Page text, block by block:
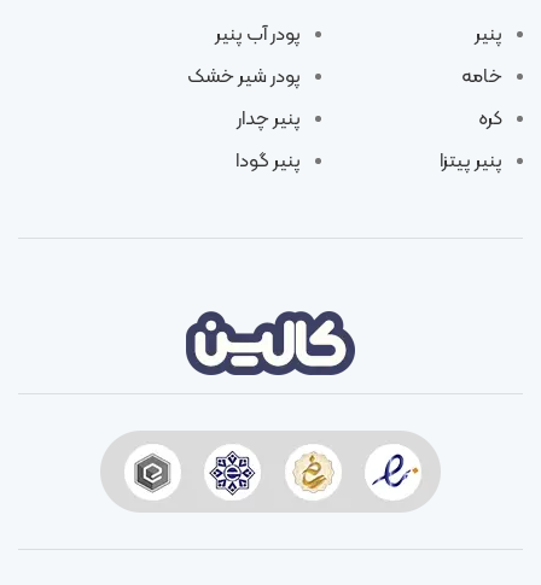
پنیر
خامه
کره
پنیر پیتزا
پودر آب پنیر
پودر شیر خشک
پنیر چدار
پنیر گودا